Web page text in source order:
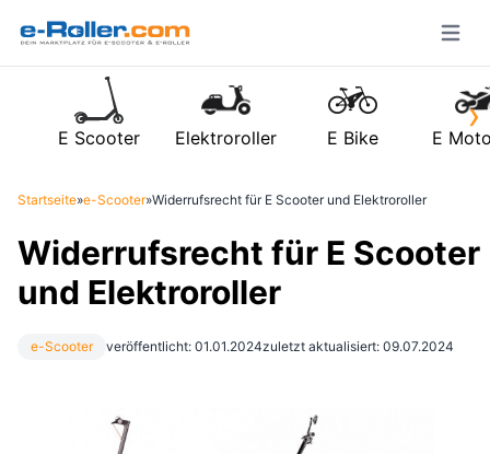
Open
›
E Scooter Elektroroller E Bike E
Startseite»e-Scooter»Widerrufsrecht für E Scooter und Elektroroller
Widerrufsrecht für E Scooter
und Elektroroller
e-Scooter veröffentlicht: 01.01.2024zuletzt aktualisiert: 09.07.2024